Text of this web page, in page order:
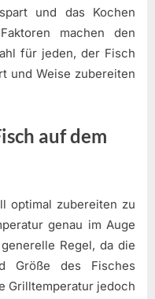
und das Kochen
machen den
für jeden, der Fisch
und Weise zubereiten
auf dem
optimal zubereiten zu
genau im Auge
Regel, da die
Größe des Fisches
Grilltemperatur jedoch